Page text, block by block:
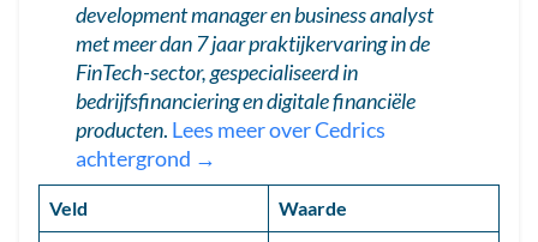
development manager en business analyst
met meer dan 7 jaar praktijkervaring in de
FinTech-sector, gespecialiseerd in
bedrijfsfinanciering en digitale financiële
producten. Lees meer over Cedrics
achtergrond →
Veld Waarde